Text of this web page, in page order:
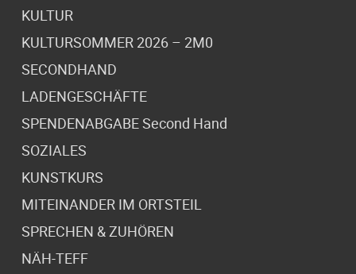
KULTUR
KULTURSOMMER 2026 – 2M0
SECONDHAND
LADENGESCHÄFTE
SPENDENABGABE Second Hand
SOZIALES
KUNSTKURS
MITEINANDER IM ORTSTEIL
SPRECHEN & ZUHÖREN
NÄH-TEFF